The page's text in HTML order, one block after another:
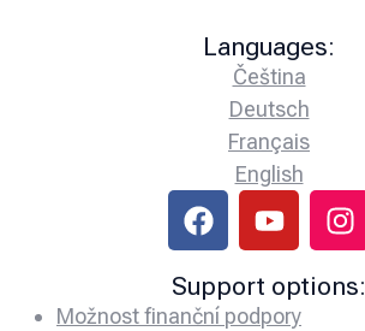
Languages:
Čeština
Deutsch
Français
English
Support options:
Možnost finanční podpory